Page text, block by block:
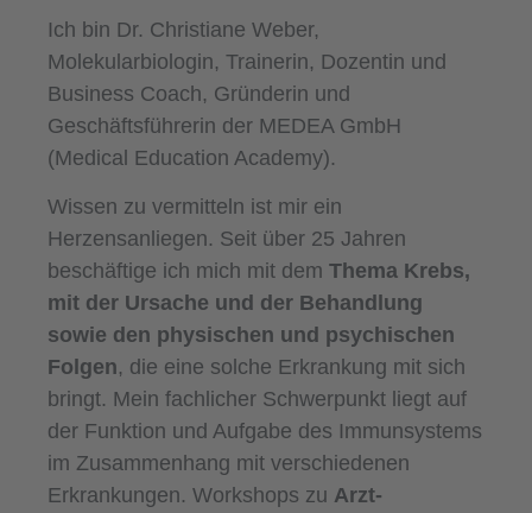
Ich bin Dr. Christiane Weber,
Molekularbiologin, Trainerin, Dozentin und
Business Coach, Gründerin und
Geschäftsführerin der MEDEA GmbH
(Medical Education Academy).
Wissen zu vermitteln ist mir ein
Herzensanliegen. Seit über 25 Jahren
beschäftige ich mich mit dem Thema Krebs,
mit der Ursache und der Behandlung
sowie den physischen und psychischen
Folgen, die eine solche Erkrankung mit sich
bringt. Mein fachlicher Schwerpunkt liegt auf
der Funktion und Aufgabe des Immunsystems
im Zusammenhang mit verschiedenen
Erkrankungen. Workshops zu Arzt-